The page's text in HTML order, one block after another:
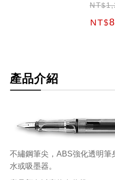
NT$
NT$
產品介紹
不繡鋼筆尖，ABS強化透明筆
水或吸墨器。